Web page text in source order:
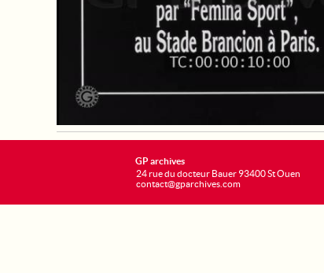
GP archives
24 rue du docteur Bauer 93400 St Ouen
contact@gparchives.com